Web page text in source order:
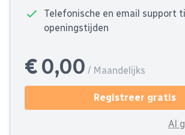
Telefonische en email support
openingstijden
€ 0,00 / Maandelijks
Registreer gratis
Al